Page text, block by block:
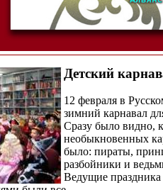
Детский
12 февраля в
зимний карнавал
Сразу было видно,
необыкновенных
было: пираты,
разбойники и
Ведущие